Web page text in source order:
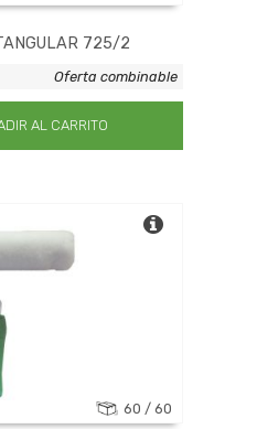
725/2
AL CARRITO
Oferta combinable
60 / 60